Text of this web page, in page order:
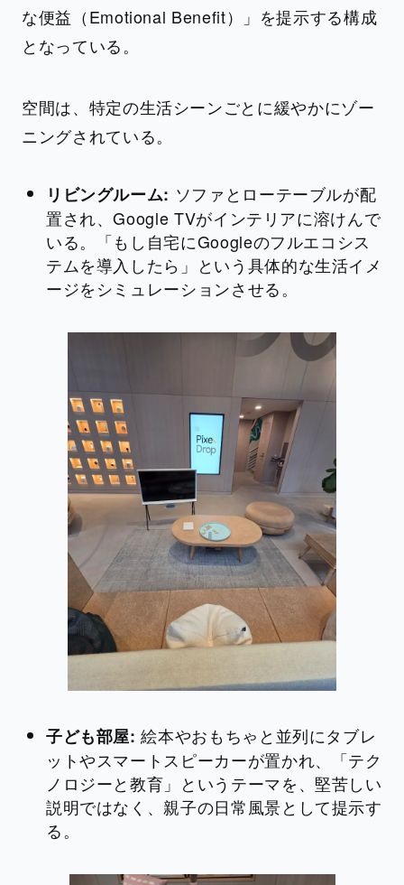
な便益（Emotional Benefit）」を提示する構成
となっている。
空間は、特定の生活シーンごとに緩やかにゾー
ニングされている。
リビングルーム: ソファとローテーブルが配
置され、Google TVがインテリアに溶けんで
いる。「もし自宅にGoogleのフルエコシス
テムを導入したら」という具体的な生活イメ
ージをシミュレーションさせる。
子ども部屋: 絵本やおもちゃと並列にタブレ
ットやスマートスピーカーが置かれ、「テク
ノロジーと教育」というテーマを、堅苦しい
説明ではなく、親子の日常風景として提示す
る。